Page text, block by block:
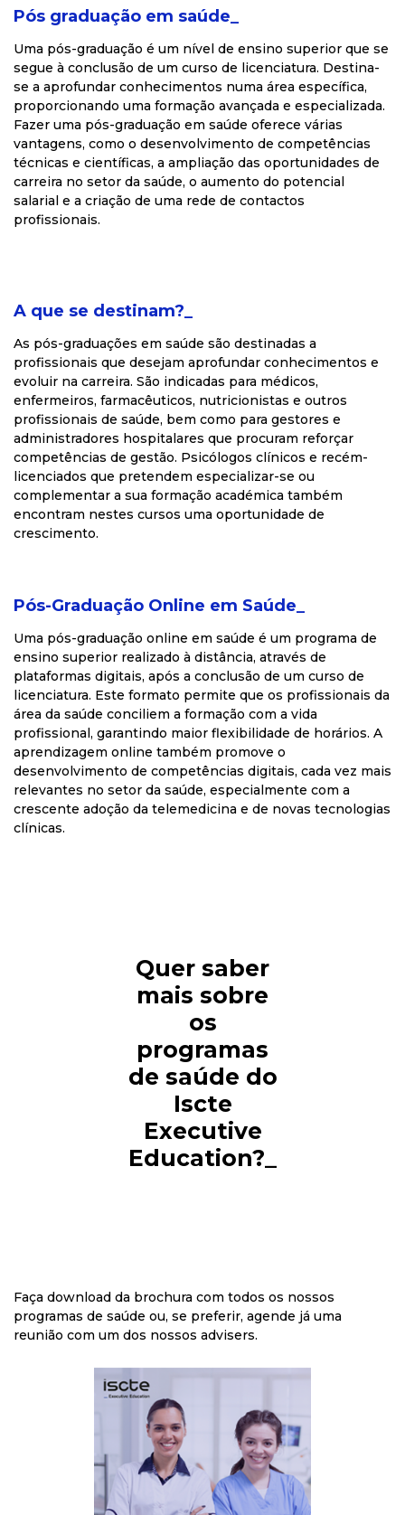
Pós graduação em saúde_
Uma pós-graduação é um nível de ensino superior que se
segue à conclusão de um curso de licenciatura. Destina-
se a aprofundar conhecimentos numa área específica,
proporcionando uma formação avançada e especializada.
Fazer uma pós-graduação em saúde oferece várias
vantagens, como o desenvolvimento de competências
técnicas e científicas, a ampliação das oportunidades de
carreira no setor da saúde, o aumento do potencial
salarial e a criação de uma rede de contactos
profissionais.
A que se destinam?_
As pós-graduações em saúde são destinadas a
profissionais que desejam aprofundar conhecimentos e
evoluir na carreira. São indicadas para médicos,
enfermeiros, farmacêuticos, nutricionistas e outros
profissionais de saúde, bem como para gestores e
administradores hospitalares que procuram reforçar
competências de gestão. Psicólogos clínicos e recém-
licenciados que pretendem especializar-se ou
complementar a sua formação académica também
encontram nestes cursos uma oportunidade de
crescimento.
Pós-Graduação Online em Saúde_
Uma pós-graduação online em saúde é um programa de
ensino superior realizado à distância, através de
plataformas digitais, após a conclusão de um curso de
licenciatura. Este formato permite que os profissionais da
área da saúde conciliem a formação com a vida
profissional, garantindo maior flexibilidade de horários. A
aprendizagem online também promove o
desenvolvimento de competências digitais, cada vez mais
relevantes no setor da saúde, especialmente com a
crescente adoção da telemedicina e de novas tecnologias
clínicas.
Quer saber
mais sobre
os
programas
de saúde do
Iscte
Executive
Education?_
Faça download da brochura com todos os nossos
programas de saúde ou, se preferir, agende já uma
reunião com um dos nossos advisers.